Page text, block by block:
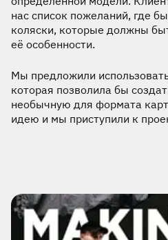
нас список пожеланий, где
коляски, которые должны
её особенности.
Мы предложили
которая позволила бы
необычную для формата
идею и мы приступили к